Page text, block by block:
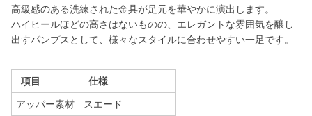
高級感のある洗練された金具が足元を華やかに演出します。
ハイヒールほどの高さはないものの、エレガントな雰囲気を醸し
出すパンプスとして、様々なスタイルに合わせやすい一足です。
項目 仕様
アッパー素材 スエード